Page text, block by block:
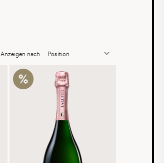
Anzeigen nach